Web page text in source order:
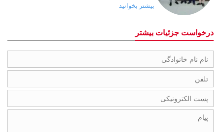
بیشتر بخوانید
درخواست جزئیات بیشتر